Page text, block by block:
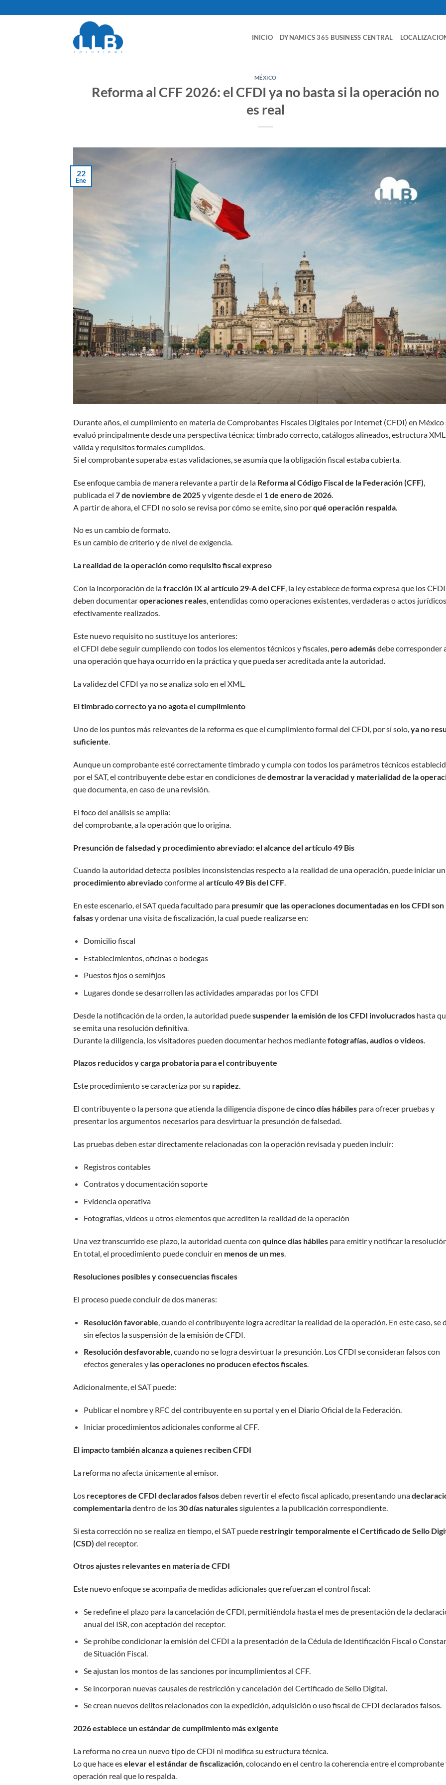
al
INICIO DYNAMICS 365 BUSINESS CENTRAL
MÉXICO
Reforma al CFF 2026: el CFDI ya no basta si la operación no
es real
22
Ene
Durante años, el cumplimiento en materia de Comprobantes Fiscales Digitales por Internet (CFDI) en México
evaluó principalmente desde una perspectiva técnica: timbrado correcto, catálogos alineados, estructura XML
válida y requisitos formales cumplidos.
Si el comprobante superaba estas validaciones, se asumía que la obligación fiscal estaba cubierta.
Ese enfoque cambia de manera relevante a partir de la Reforma al Código Fiscal de la Federación (CFF)
publicada el 7 de noviembre de 2025y vigente desde el 1 de enero de 2026
A partir de ahora, el CFDI no solo se revisa por cómo se emite, sino porqué operación respalda
No es un cambio de formato.
Es un cambio de criterio y de nivel de exigencia.
La realidad de la operación como requisito fiscal expreso
Con la incorporación de lafracción IX al artículo 29-A del CFF, la ley establece de forma expresa que los CFDI
deben documentaroperaciones reales, entendidas como operaciones existentes, verdaderas o actos jurídicos
efectivamente realizados.
Este nuevo requisito no sustituye los anteriores:
el CFDI debe seguir cumpliendo con todos los elementos técnicos y fiscales, pero ademásdebe corresponder
una operación que haya ocurrido en la práctica y que pueda ser acreditada ante la autoridad.
La validez del CFDI ya no se analiza solo en el XML.
El timbrado correcto ya no agota el cumplimiento
Uno de los puntos más relevantes de la reforma es que el cumplimiento formal del CFDI, por sí solo,ya no
suficiente.
Aunque un comprobante esté correctamente timbrado y cumpla con todos los parámetros técnicos
por el SAT, el contribuyente debe estar en condiciones dedemostrar la veracidad y materialidad de la
que documenta, en caso de una revisión.
El foco del análisis se amplía:
del comprobante, a la operación que lo origina.
Presunción de falsedad y procedimiento abreviado: el alcance del artículo 49 Bis
Cuando la autoridad detecta posibles inconsistencias respecto a la realidad de una operación, puede iniciar un
procedimiento abreviadoconforme al artículo 49 Bis del CFF.
En este escenario, el SAT queda facultado para presumir que las operaciones documentadas en los CFDI son
falsasy ordenar una visita de fiscalización, la cual puede realizarse en:
Domicilio fiscal
Establecimientos, oficinas o bodegas
Puestos fijos o semifijos
Lugares donde se desarrollen las actividades amparadas por los CFDI
Desde la notificación de la orden, la autoridad puedesuspender la emisión de los CFDI involucrados hasta
se emita una resolución definitiva.
Durante la diligencia, los visitadores pueden documentar hechos mediantefotografías, audios o videos
Plazos reducidos y carga probatoria para el contribuyente
Este procedimiento se caracteriza por su rapidez.
El contribuyente o la persona que atienda la diligencia dispone decinco días hábiles para ofrecer pruebas y
presentar los argumentos necesarios para desvirtuar la presunción de falsedad.
Las pruebas deben estar directamente relacionadas con la operación revisada y pueden incluir:
Registros contables
Contratos y documentación soporte
Evidencia operativa
Fotografías, videos u otros elementos que acrediten la realidad de la operación
Una vez transcurrido ese plazo, la autoridad cuenta con quince días hábiles para emitir y notificar la
En total, el procedimiento puede concluir en menos de un mes.
Resoluciones posibles y consecuencias fiscales
El proceso puede concluir de dos maneras:
Resolución favorable , cuando el contribuyente logra acreditar la realidad de la operación. En este caso, se
sin efectos la suspensión de la emisión de CFDI.
Resolución desfavorable, cuando no se logra desvirtuar la presunción. Los CFDI se consideran falsos con
efectos generales y las operaciones no producen efectos fiscales.
Adicionalmente, el SAT puede:
Publicar el nombre y RFC del contribuyente en su portal y en el Diario Oficial de la Federación.
Iniciar procedimientos adicionales conforme al CFF.
El impacto también alcanza a quienes reciben CFDI
La reforma no afecta únicamente al emisor.
Los receptores de CFDI declarados falsosdeben revertir el efecto fiscal aplicado, presentando una
complementariadentro de los 30 días naturalessiguientes a la publicación correspondiente.
Si esta corrección no se realiza en tiempo, el SAT puede restringir temporalmente el Certificado de Sello
(CSD) del receptor.
Otros ajustes relevantes en materia de CFDI
Este nuevo enfoque se acompaña de medidas adicionales que refuerzan el control fiscal:
Se redefine el plazo para la cancelación de CFDI, permitiéndola hasta el mes de presentación de la
anual del ISR, con aceptación del receptor.
Se prohíbe condicionar la emisión del CFDI a la presentación de la Cédula de Identificación Fiscal o
de Situación Fiscal.
Se ajustan los montos de las sanciones por incumplimientos al CFF.
Se incorporan nuevas causales de restricción y cancelación del Certificado de Sello Digital.
Se crean nuevos delitos relacionados con la expedición, adquisición o uso fiscal de CFDI declarados falsos.
2026 establece un estándar de cumplimiento más exigente
La reforma no crea un nuevo tipo de CFDI ni modifica su estructura técnica.
Lo que hace eselevar el estándar de fiscalización, colocando en el centro la coherencia entre el comprobante
operación real que lo respalda.